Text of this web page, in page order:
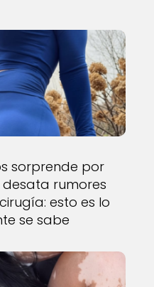
sorprende por
rumores
esto es lo
se sabe